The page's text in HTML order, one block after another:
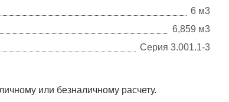
6 м3
6,859 м3
Серия 3.001.1-3
или безналичному расчету.